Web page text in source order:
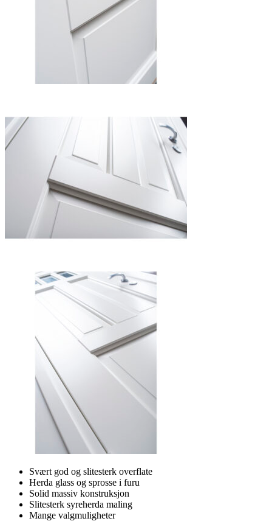
Svært god og slitesterk overflate
Herda glass og sprosse i furu
Solid massiv konstruksjon
Slitesterk syreherda maling
Mange valgmuligheter